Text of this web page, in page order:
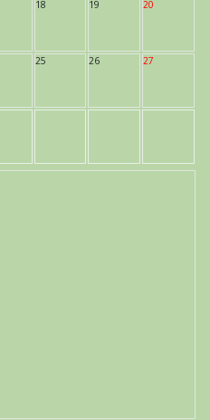
18 19 20
25 26 27